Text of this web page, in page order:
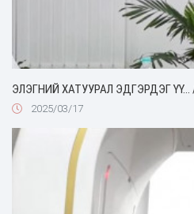
ЭЛЭГНИЙ ХАТУУРАЛ ЭДГЭРДЭГ
2025/03/17